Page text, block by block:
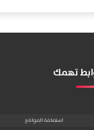
تهمك
استضافة المواقع